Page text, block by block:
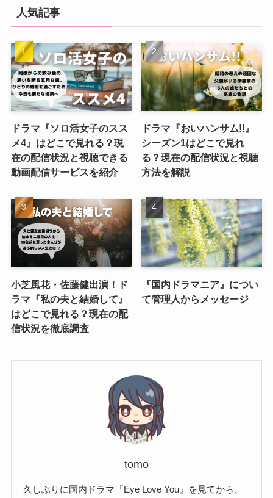
人気記事
ドラマ『ソロ活女子のスス
メ4』はどこで見れる？現
在の配信状況と視聴できる
動画配信サービスを紹介
ドラマ『おいハンサム!!』
シーズン1はどこで見れ
る？現在の配信状況と視聴
方法を解説
小芝風花・佐藤健出演！ド
ラマ『私の夫と結婚して』
はどこで見れる？現在の配
信状況を徹底調査
『国内ドラマニア』につい
て管理人からメッセージ
tomo
久しぶりに国内ドラマ『Eye Love You』を見てから、